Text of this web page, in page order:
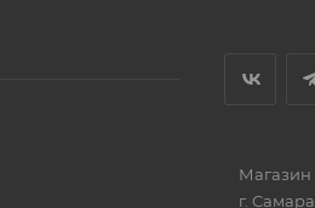
Магазин
г. Самара